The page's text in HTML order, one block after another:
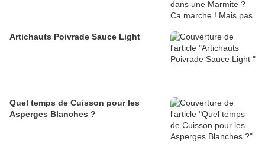
Artichauts Poivrade Sauce Light
Quel temps de Cuisson pour les
Asperges Blanches ?